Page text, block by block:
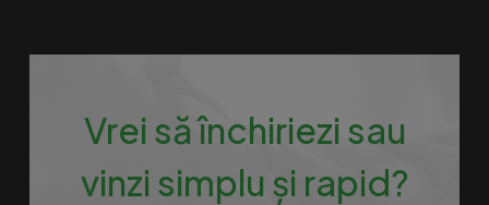
Vrei să închiriezi sau
vinzi simplu și rapid?